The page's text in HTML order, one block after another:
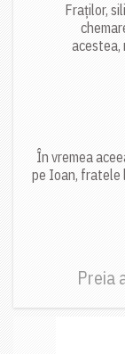
Fraților,
acestea,
În vremea
pe Ioan, fratele
Preia